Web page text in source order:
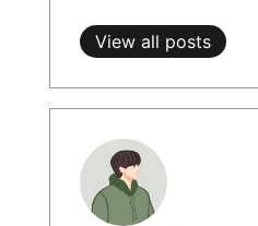
View all posts